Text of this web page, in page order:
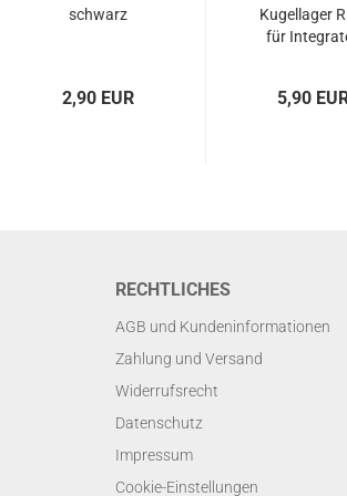
schwarz
2,90 EUR
Kugellager
für
5,90
RECHTLICHES
AGB und Kundeninformationen
Zahlung und Versand
Widerrufsrecht
Datenschutz
Impressum
Cookie-Einstellungen